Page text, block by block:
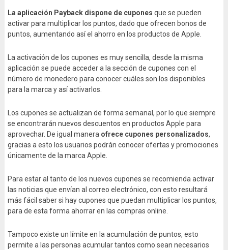
La aplicación Payback dispone de cupones que se pueden
activar para multiplicar los puntos, dado que ofrecen bonos de
puntos, aumentando así el ahorro en los productos de Apple.
La activación de los cupones es muy sencilla, desde la misma
aplicación se puede acceder a la sección de cupones con el
número de monedero para conocer cuáles son los disponibles
para la marca y así activarlos.
Los cupones se actualizan de forma semanal, por lo que siempre
se encontrarán nuevos descuentos en productos Apple para
aprovechar. De igual manera ofrece cupones personalizados,
gracias a esto los usuarios podrán conocer ofertas y promociones
únicamente de la marca Apple.
Para estar al tanto de los nuevos cupones se recomienda activar
las noticias que envían al correo electrónico, con esto resultará
más fácil saber si hay cupones que puedan multiplicar los puntos,
para de esta forma ahorrar en las compras online.
Tampoco existe un límite en la acumulación de puntos, esto
permite a las personas acumular tantos como sean necesarios